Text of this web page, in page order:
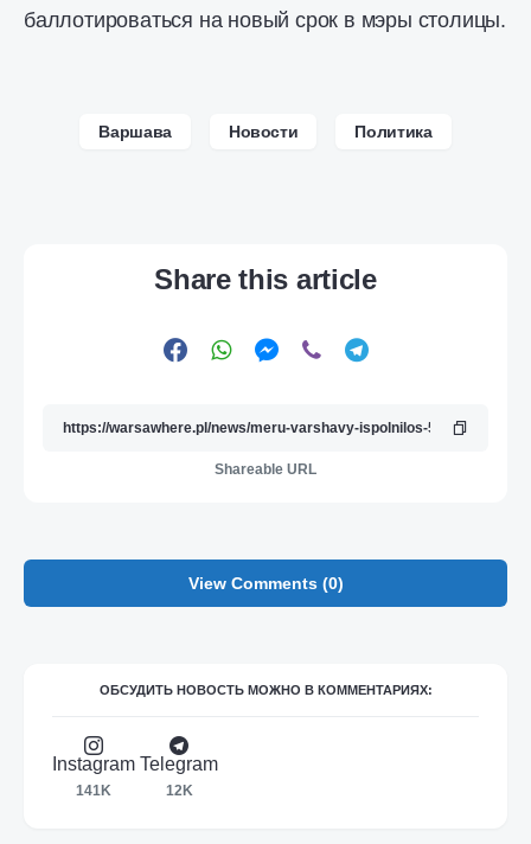
баллотироваться на новый срок в мэры столицы.
Варшава Новости Политика
Share this article
Shareable URL
View Comments (0)
ОБСУДИТЬ НОВОСТЬ МОЖНО В КОММЕНТАРИЯХ:
Instagram
141K
Telegram
12K